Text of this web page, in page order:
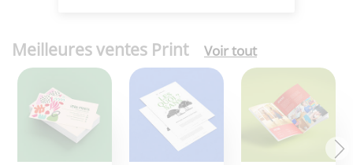
Meilleures ventes Print Voir tout